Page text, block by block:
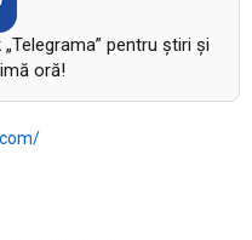
pentru ştiri şi
oră!